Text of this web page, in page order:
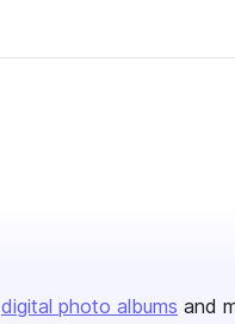
digital photo albums and